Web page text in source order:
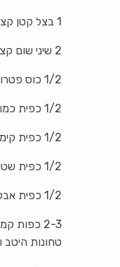
1 בצל קטן קצוץ דק
2 שיני שום קצוצות
1/2 כוס פטרוזיליה קצוצה
1/2 כפית כמון טחון
1/2 כפית קימל טחון
1/2 כפית שטוחה מלח
1/2 כפית אבקת סודה לשתייה
2-3
טחונות היטב